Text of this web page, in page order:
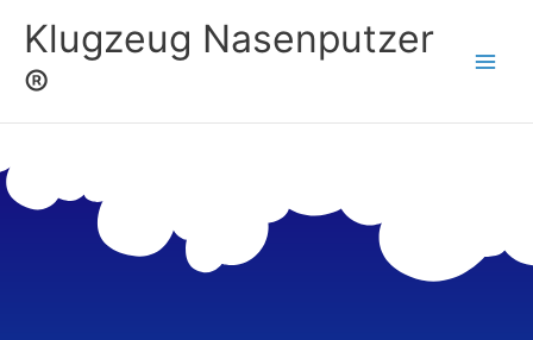
InhaltKlugzeug Nasenputzer
®